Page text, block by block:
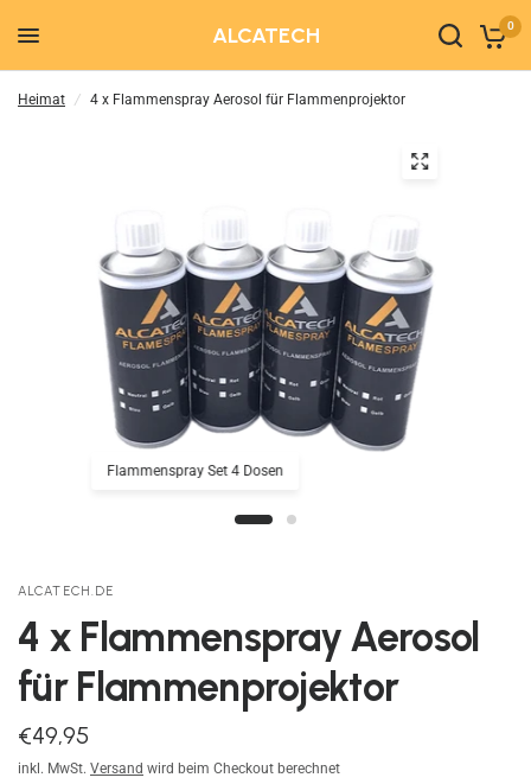
ALCATECH 0
Heimat / 4 x Flammenspray Aerosol für Flammenprojektor
Flammenspray Set 4 Dosen
ALCATECH.DE
4 x Flammenspray Aerosol
für Flammenprojektor
€49,95
inkl. MwSt. Versand wird beim Checkout berechnet